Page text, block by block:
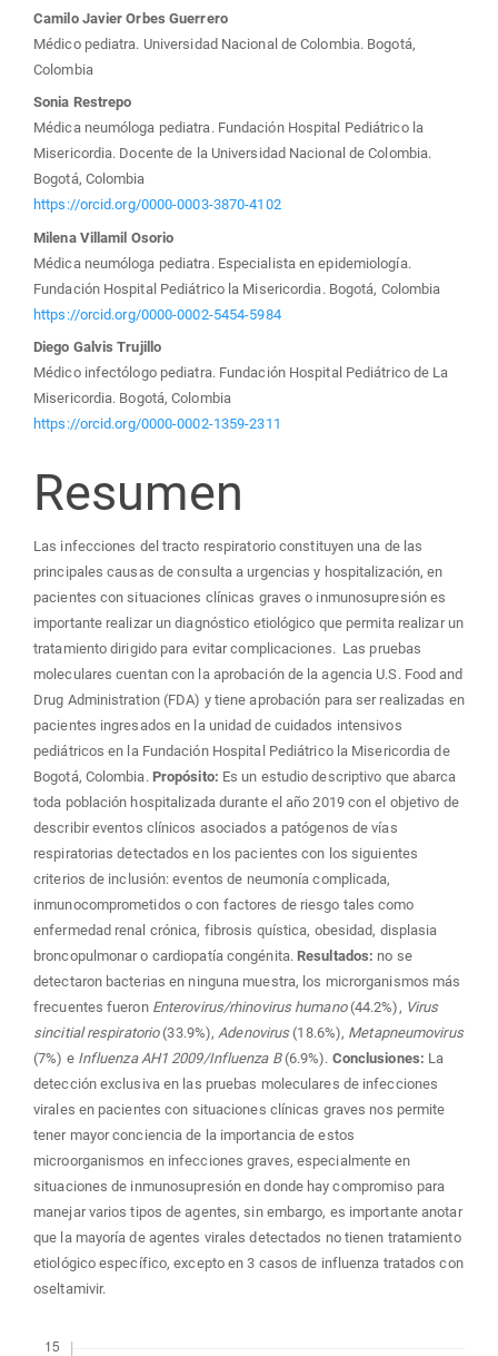
Contenido
principal
del
artículo
Camilo Javier Orbes Guerrero
Médico pediatra. Universidad Nacional de Colombia. Bogotá,
Colombia
Sonia Restrepo
Médica neumóloga pediatra. Fundación Hospital Pediátrico la
Misericordia. Docente de la Universidad Nacional de Colombia.
Bogotá, Colombia
https://orcid.org/0000-0003-3870-4102
Milena Villamil Osorio
Médica neumóloga pediatra. Especialista en epidemiología.
Fundación Hospital Pediátrico la Misericordia. Bogotá, Colombia
https://orcid.org/0000-0002-5454-5984
Diego Galvis Trujillo
Médico infectólogo pediatra. Fundación Hospital Pediátrico de La
Misericordia. Bogotá, Colombia
https://orcid.org/0000-0002-1359-2311
Resumen
Las infecciones del tracto respiratorio constituyen una de las
principales causas de consulta a urgencias y hospitalización, en
pacientes con situaciones clínicas graves o inmunosupresión es
importante realizar un diagnóstico etiológico que permita realizar un
tratamiento dirigido para evitar complicaciones. Las pruebas
moleculares cuentan con la aprobación de la agencia U.S. Food and
Drug Administration (FDA) y tiene aprobación para ser realizadas en
pacientes ingresados en la unidad de cuidados intensivos
pediátricos en la Fundación Hospital Pediátrico la Misericordia de
Bogotá, Colombia. Propósito: Es un estudio descriptivo que abarca
toda población hospitalizada durante el año 2019 con el objetivo de
describir eventos clínicos asociados a patógenos de vías
respiratorias detectados en los pacientes con los siguientes
criterios de inclusión: eventos de neumonía complicada,
inmunocomprometidos o con factores de riesgo tales como
enfermedad renal crónica, fibrosis quística, obesidad, displasia
broncopulmonar o cardiopatía congénita.Resultados: no se
detectaron bacterias en ninguna muestra, los microrganismos más
frecuentes fueron Enterovirus/rhinovirus humano(44.2%), Virus
sincitial respiratorio(33.9%), Adenovirus(18.6%), Metapneumovirus
(7%) e Influenza AH1 2009/Influenza B(6.9%). Conclusiones: La
detección exclusiva en las pruebas moleculares de infecciones
virales en pacientes con situaciones clínicas graves nos permite
tener mayor conciencia de la importancia de estos
microorganismos en infecciones graves, especialmente en
situaciones de inmunosupresión en donde hay compromiso para
manejar varios tipos de agentes, sin embargo, es importante anotar
que la mayoría de agentes virales detectados no tienen tratamiento
etiológico específico, excepto en 3 casos de influenza tratados con
oseltamivir.